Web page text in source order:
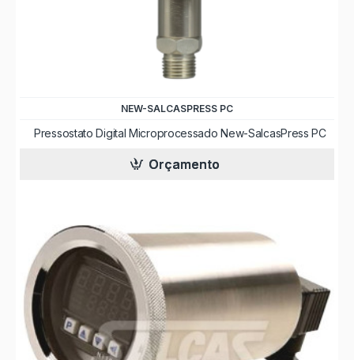
NEW-SALCASPRESS PC
Pressostato Digital Microprocessado New-SalcasPress PC
Orçamento